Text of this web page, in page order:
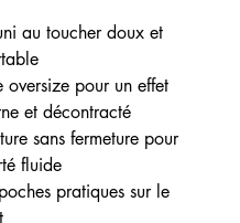
au toucher doux et
oversize pour un effet
et décontracté
sans fermeture pour
fluide
pratiques sur le